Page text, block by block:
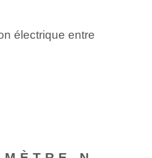
électrique entre